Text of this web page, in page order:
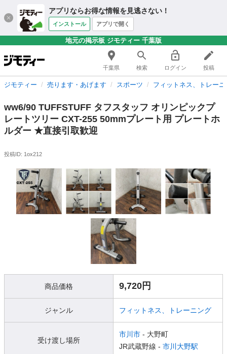
アプリならお得な情報を見逃さない！
インストール アプリで開く
地元の掲示板 ジモティー 千葉版
千葉県 検索 ログイン 投稿
ジモティー 売ります・あげます スポーツ フィットネス、トレーニ
ww6/90 TUFFSTUFF タフスタッフ オリンピックプ
レートツリー CXT-255 50mmプレート用 プレートホ
ルダー ★直接引取歓迎
投稿ID: 1ox212
商品価格 9,720円
ジャンル フィットネス、トレーニング
受け渡し場所
市川市 - 大野町
JR武蔵野線 - 市川大野駅